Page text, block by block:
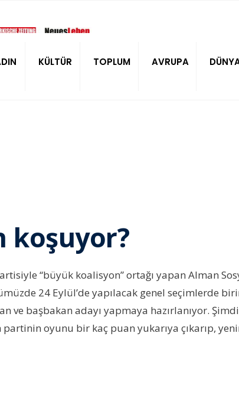
KÜLTÜR TOPLUM AVRUPA
koşuyor?
“büyük koalisyon” ortağı yapan Alman
24 Eylül’de yapılacak genel seçimlerde
ve başbakan adayı yapmaya hazırlanıyor.
oyunu bir kaç puan yukarıya çıkarıp,